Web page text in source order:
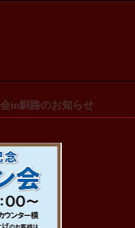
in釧路のお知らせ